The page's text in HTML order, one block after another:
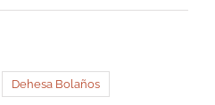
Dehesa Bolaños